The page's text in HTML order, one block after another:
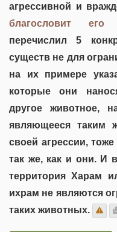
агрессивной и
благословит
перечислил 5
существ не для
на их примере
которые они
другое животное,
являющееся таким
своей агрессии,
так же, как и они. И
территория Харам
ихрам не являются
таких животных.